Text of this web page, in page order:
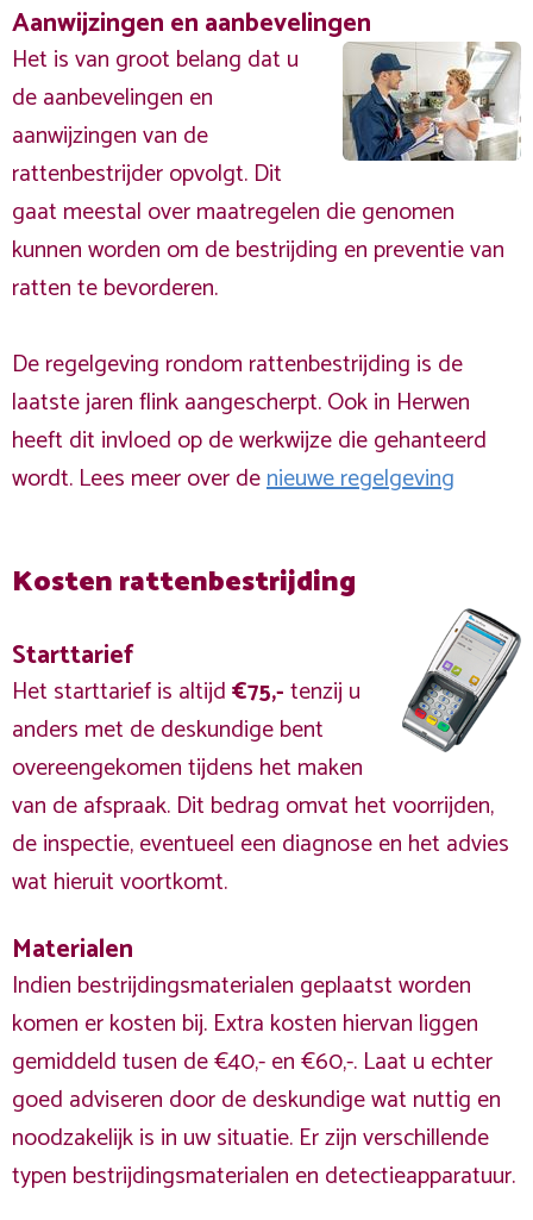
Aanwijzingen en aanbevelingen
Het is van groot belang dat u
de aanbevelingen en
aanwijzingen van de
rattenbestrijder opvolgt. Dit
gaat meestal over maatregelen die genomen
kunnen worden om de bestrijding en preventie van
ratten te bevorderen.
De regelgeving rondom rattenbestrijding is de
laatste jaren flink aangescherpt. Ook in Herwen
heeft dit invloed op de werkwijze die gehanteerd
wordt. Lees meer over denieuwe regelgeving
Kosten rattenbestrijding
Starttarief
Het starttarief is altijd€75,-tenzij u
anders met de deskundige bent
overeengekomen tijdens het maken
van de afspraak. Dit bedrag omvat het voorrijden,
de inspectie, eventueel een diagnose en het advies
wat hieruit voortkomt.
Materialen
Indien bestrijdingsmaterialen geplaatst worden
komen er kosten bij. Extra kosten hiervan liggen
gemiddeld tusen de €40,- en €60,-. Laat u echter
goed adviseren door de deskundige wat nuttig en
noodzakelijk is in uw situatie. Er zijn verschillende
typen bestrijdingsmaterialen en detectieapparatuur.